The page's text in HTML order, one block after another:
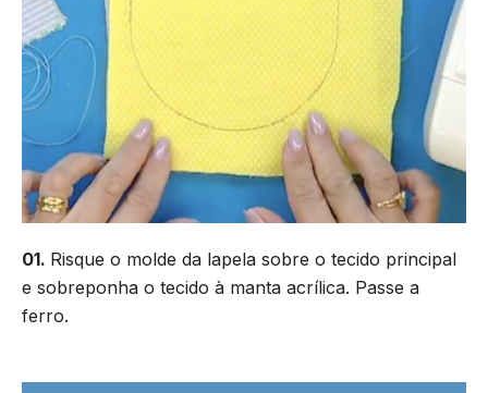
01. Risque o molde da lapela sobre o tecido principal
e sobreponha o tecido à manta acrílica. Passe a
ferro.